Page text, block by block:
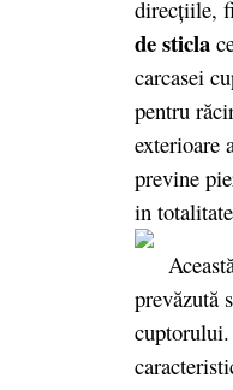
direcţiile,
de sticla
carcasei
pentru
exterioare
previne
in
Această
prevăzută